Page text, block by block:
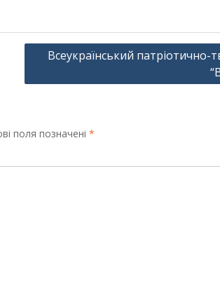
Всеукраїнський
поля позначені *